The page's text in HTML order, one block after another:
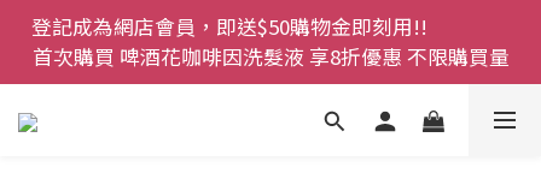
登記成為網店會員，即送$50購物金即刻用!!
首次購買 啤酒花咖啡因洗髮液 享8折優惠 不限購買量
登記成為網店會員，即送$50購物金即刻用!!
首次購買 啤酒花咖啡因洗髮液 享8折優惠 不限購買量
網店會員一年內累積消費 $4500 即刻變身 VIP 全年正
價貨 85 折，幫朋友買大家一齊抵 !!